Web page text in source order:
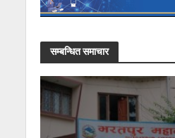
सम्बन्धित समाचार